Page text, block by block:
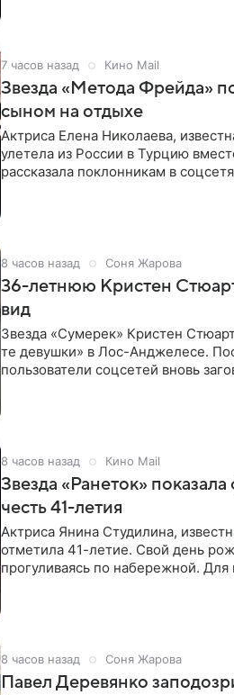
7 часов назад Кино Mail
Звезда «Метода Фрейда»
сыном на отдыхе
Актриса Елена Николаева,
улетела из России в Турцию
рассказала поклонникам в
8 часов назад Соня Жарова
36-летнюю Кристен
вид
Звезда «Сумерек» Кристен
те девушки» в Лос-Анджелесе.
пользователи соцсетей вновь
8 часов назад Кино Mail
Звезда «Ранеток»
честь 41-летия
Актриса Янина Студилина,
отметила 41-летие. Свой день
прогуливаясь по набережной.
8 часов назад Соня Жарова
Павел Деревянко